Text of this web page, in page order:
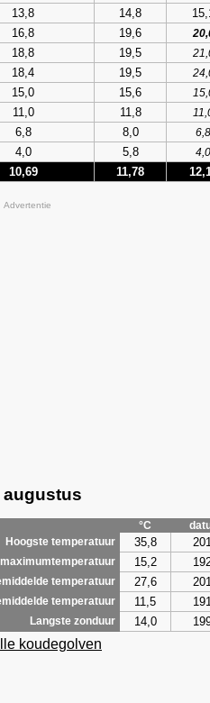
13,8 14,8
16,8 19,6
18,8 19,5
18,4 19,5
15,0 15,6
11,0 11,8
6,8 8,0
6,8
4,0 5,8 4,0
10,69 11,78
Advertentie
augustus
°C
Hoogste temperatuur
35,8
maximumtemperatuur 15,2
temperatuur 27,6
temperatuur 11,5
Langste zonduur 14,0
koudegolven